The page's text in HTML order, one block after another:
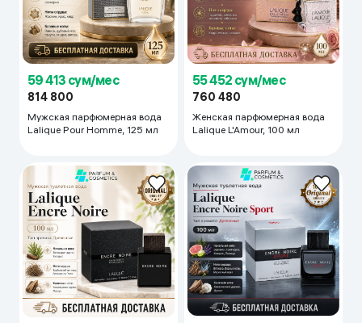
59 413 сум/мес
814 800
Мужская парфюмерная вода
Lalique Pour Homme, 125 мл
55 452 сум/мес
760 480
Женская парфюмерная вода
Lalique L'Amour, 100 мл